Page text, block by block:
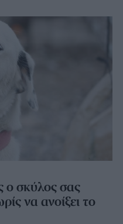
ο σκύλος σας
να ανοίξει το